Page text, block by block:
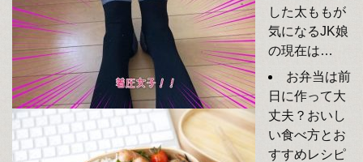
した太ももが
気になるJK娘
の現在は…
お弁当は前
日に作って大
丈夫？おいし
い食べ方とお
すすめレシピ